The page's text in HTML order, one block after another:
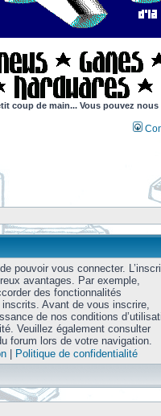
coup de main... Vous pouvez
pouvoir vous connecter.
avantages. Par exemple,
des fonctionnalités
Avant de vous inscrire,
de nos conditions
Veuillez également consulter
forum lors de votre navigation.
| Politique de confidentialité